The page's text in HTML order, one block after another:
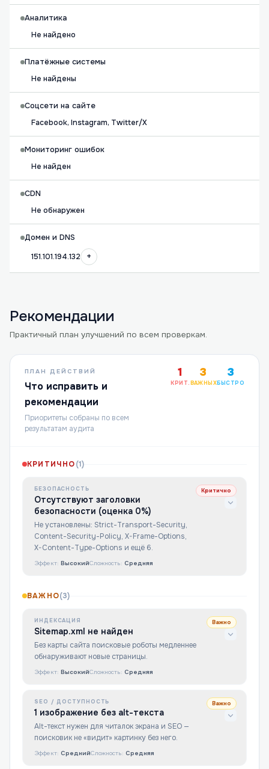
Аналитика
Не найдено
Платёжные системы
Не найдены
Соцсети на сайте
Facebook, Instagram, Twitter/X
Мониторинг ошибок
Не найден
CDN
Не обнаружен
Домен и DNS
151.101.194.132
+
Рекомендации
Практичный план улучшений по всем проверкам.
ПЛАН ДЕЙСТВИЙ
Что исправить и
рекомендации
Приоритеты собраны по всем
результатам аудита
1
КРИТ.
3
ВАЖНЫХ
3
БЫСТРО
КРИТИЧНО(1)
БЕЗОПАСНОСТЬ
Отсутствуют заголовки
безопасности (оценка 0%)
Не установлены: Strict-Transport-Security,
Content-Security-Policy, X-Frame-Options,
X-Content-Type-Options и ещё 6.
Критично
Эффект: ВысокийСложность: Средняя
ВАЖНО(3)
ИНДЕКСАЦИЯ
Sitemap.xml не найден
Без карты сайта поисковые роботы медленнее
обнаруживают новые страницы.
Важно
Эффект: ВысокийСложность: Средняя
SEO / ДОСТУПНОСТЬ
1 изображение без alt-текста
Alt-текст нужен для читалок экрана и SEO —
поисковик не «видит» картинку без него.
Важно
Эффект: СреднийСложность: Средняя